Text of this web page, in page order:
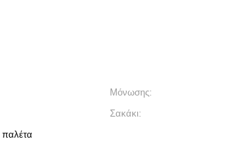
Μόνωσης:
Σακάκι:
παλέτα